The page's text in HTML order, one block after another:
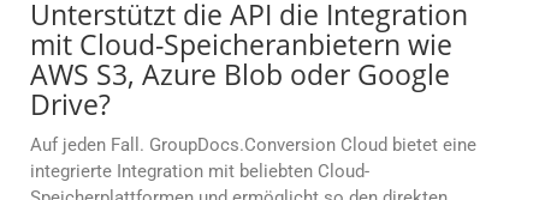
Unterstützt die API die Integration
mit Cloud-Speicheranbietern wie
AWS S3, Azure Blob oder Google
Drive?
Auf jeden Fall. GroupDocs.Conversion Cloud bietet eine
integrierte Integration mit beliebten Cloud-